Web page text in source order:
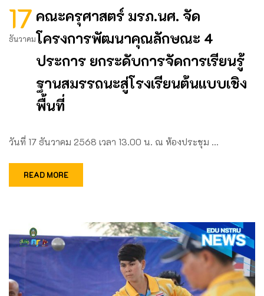
17
ธันวาคม
คณะครุศาสตร์ มรภ.นศ. จัด
โครงการพัฒนาคุณลักษณะ 4
ประการ ยกระดับการจัดการเรียนรู้
ฐานสมรรถนะสู่โรงเรียนต้นแบบเชิง
พื้นที่
วันที่ 17 ธันวาคม 2568 เวลา 13.00 น. ณ ห้องประชุม …
READ MORE